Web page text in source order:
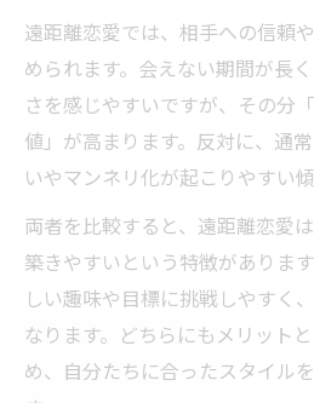
遠距離恋愛では、相手への信頼
められます。会えない期間が長
さを感じやすいですが、その分
値」が高まります。反対に、通
いやマンネリ化が起こりやすい傾
両者を比較すると、遠距離恋愛
築きやすいという特徴がありま
しい趣味や目標に挑戦しやすく
なります。どちらにもメリット
め、自分たちに合ったスタイル